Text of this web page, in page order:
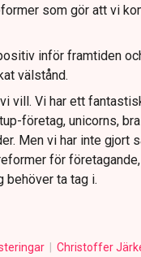
som gör att vi
inför framtiden
välstånd.
vill. Vi har ett
företag, unicorns,
Men vi har inte gjort
för
behöver ta tag i.
Christoffer